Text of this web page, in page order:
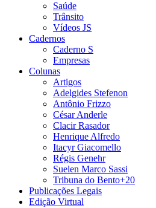
Saúde
Trânsito
Vídeos JS
Cadernos
Caderno S
Empresas
Colunas
Artigos
Adelgides Stefenon
Antônio Frizzo
César Anderle
Clacir Rasador
Henrique Alfredo
Itacyr Giacomello
Régis Genehr
Suelen Marco Sassi
Tribuna do Bento+20
Publicações Legais
Edição Virtual